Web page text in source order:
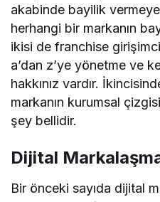
akabinde bayilik
herhangi bir markanın
ikisi de franchise
a’dan z’ye yönetme ve
hakkınız vardır.
markanın kurumsal
şey bellidir.
Dijital
Bir önceki sayıda dijital